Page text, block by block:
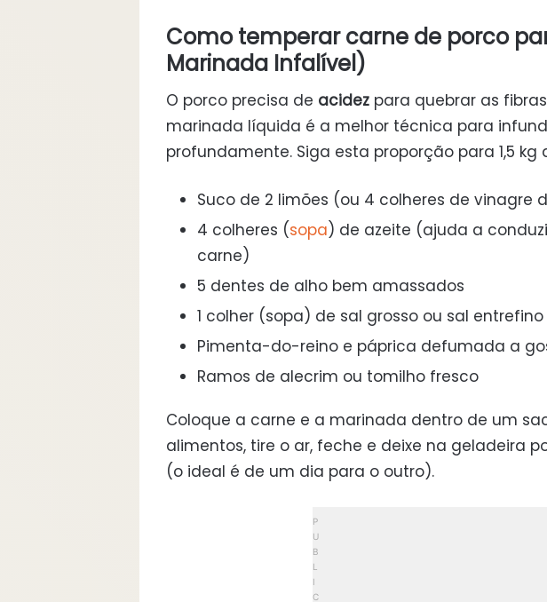
Como temperar carne de porco
Marinada Infalível)
O porco precisa de acidez para quebrar as
marinada líquida é a melhor técnica para
profundamente. Siga esta proporção para 1,5 kg
Suco de 2 limões (ou 4 colheres de vinagre
4 colheres (sopa) de azeite (ajuda a
carne)
5 dentes de alho bem amassados
1 colher (sopa) de sal grosso ou sal entrefino
Pimenta-do-reino e páprica defumada a
Ramos de alecrim ou tomilho fresco
Coloque a carne e a marinada dentro de um
alimentos, tire o ar, feche e deixe na geladeira
(o ideal é de um dia para o outro).